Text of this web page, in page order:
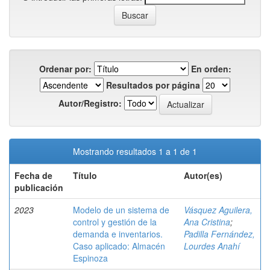
Ordenar por:
En orden:
Resultados por página
Autor/Registro:
Mostrando resultados 1 a 1 de 1
Fecha de
publicación
Título Autor(es)
2023
Modelo de un sistema de
control y gestión de la
demanda e inventarios.
Caso aplicado: Almacén
Espinoza
Vásquez Aguilera,
Ana Cristina;
Padilla Fernández,
Lourdes Anahí